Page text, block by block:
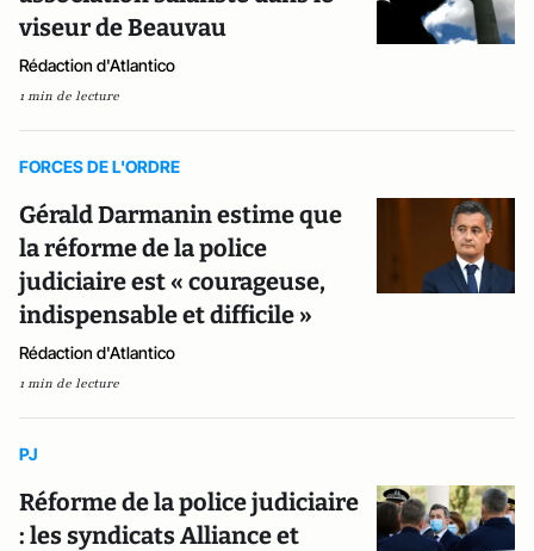
viseur de Beauvau
Rédaction d'Atlantico
1 min de lecture
FORCES DE L'ORDRE
Gérald Darmanin estime que
la réforme de la police
judiciaire est « courageuse,
indispensable et difficile »
Rédaction d'Atlantico
1 min de lecture
PJ
Réforme de la police judiciaire
: les syndicats Alliance et